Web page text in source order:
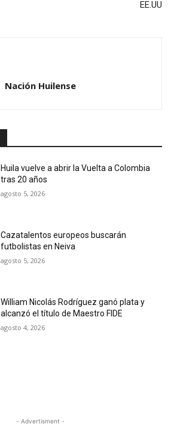
EE.UU
Nación Huilense
Huila vuelve a abrir la Vuelta a Colombia
tras 20 años
agosto 5, 2026
Cazatalentos europeos buscarán
futbolistas en Neiva
agosto 5, 2026
William Nicolás Rodríguez ganó plata y
alcanzó el título de Maestro FIDE
agosto 4, 2026
- Advertisment -